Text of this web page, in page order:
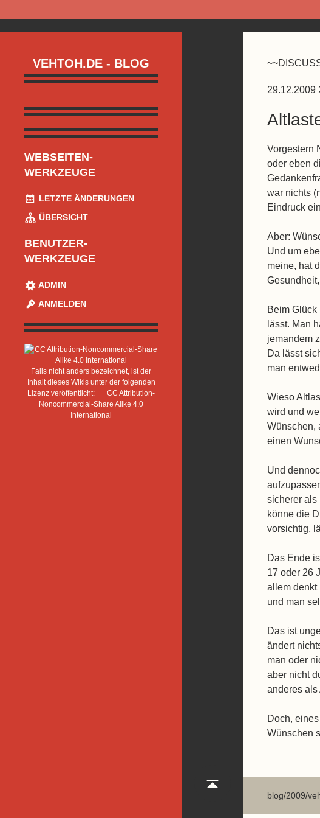
VEHTOH.DE - BLOG
WEBSEITEN-
WERKZEUGE
LETZTE ÄNDERUNGEN
ÜBERSICHT
BENUTZER-
WERKZEUGE
ADMIN
ANMELDEN
Falls nicht anders bezeichnet, ist der
Inhalt dieses Wikis unter der folgenden
Lizenz veröffentlicht:
CC Attribution-
Noncommercial-Share Alike 4.0
International
29.12.2009
Vorgestern
oder eben
war nichts
Eindruck
Aber:
Und um
meine, hat
Beim
lässt. Man
jemandem
Da lässt
man
Wieso
wird und
Wünschen,
einen
Und
sicherer als
könne die
vorsichtig,
Das Ende
17 oder 26
allem denkt
und man
Das ist
ändert
man oder
aber nicht
anderes als
Doch,
Wünschen
blog/2009/